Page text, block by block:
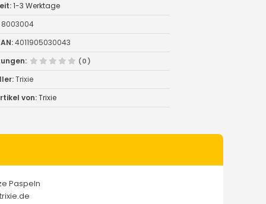
1-3 Werktage
8003004
4011905030043
(0)
Trixie
von:Trixie
Paspeln